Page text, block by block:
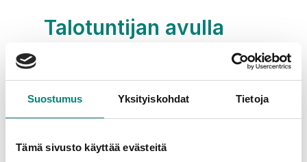
Suostumus Yksityiskohdat Tietoja
Tämä sivusto käyttää evästeitä
Talotuntijan avulla
kiinteistön arvoa
taloushallintopalvelut Oy:n näkemystä